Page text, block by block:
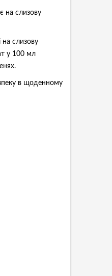
на слизову
на слизову
у 100 мл
в щоденному